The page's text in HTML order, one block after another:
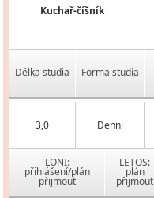
Kuchař-číšník
Délka studia Forma studia
3,0 Denní
LONI:
přihlášení/plán
přijmout
LETOS:
plán
přijmout